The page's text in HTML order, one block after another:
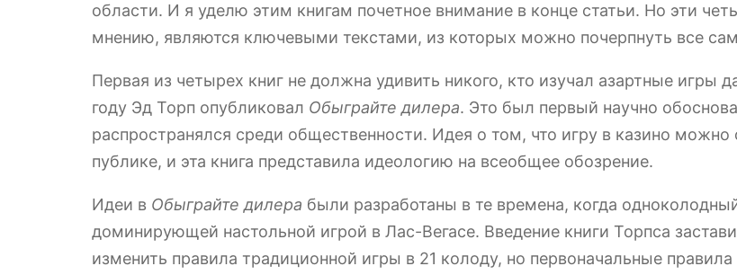
области. И я уделю этим книгам почетное внимание в конце статьи. Но эти
мнению, являются ключевыми текстами, из которых можно почерпнуть все
Первая из четырех книг не должна удивить никого, кто изучал азартные игры
году Эд Торп опубликовал Обыграйте дилера. Это был первый научно
распространялся среди общественности. Идея о том, что игру в казино
публике, и эта книга представила идеологию на всеобщее обозрение.
Идеи в Обыграйте дилера были разработаны в те времена, когда
доминирующей настольной игрой в Лас-Вегасе. Введение книги Торпса
изменить правила традиционной игры в 21 колоду, но первоначальные